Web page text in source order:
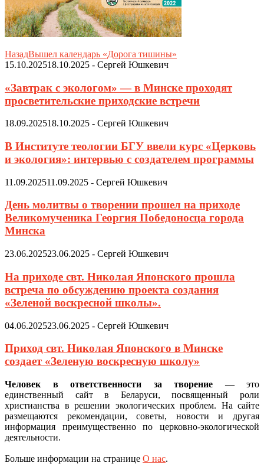
НазадВышел календарь «Дорога тишины»
15.10.202518.10.2025 - Сергей Юшкевич
«Завтрак с экологом» — в Минске проходят
просветительские приходские встречи
18.09.202518.10.2025 - Сергей Юшкевич
В Институте теологии БГУ ввели курс «Церковь
и экология»: интервью с создателем программы
11.09.202511.09.2025 - Сергей Юшкевич
День молитвы о творении прошел на приходе
Великомученика Георгия Победоносца города
Минска
23.06.202523.06.2025 - Сергей Юшкевич
На приходе свт. Николая Японского прошла
встреча по обсуждению проекта создания
«Зеленой воскресной школы».
04.06.202523.06.2025 - Сергей Юшкевич
Приход свт. Николая Японского в Минске
создает «Зеленую воскресную школу»
Человек в ответственности за творение — это
единственный сайт в Беларуси, посвященный роли
христианства в решении экологических проблем. На сайте
размещаются рекомендации, советы, новости и другая
информация преимущественно по церковно-экологической
деятельности.
Больше информации на странице О нас.